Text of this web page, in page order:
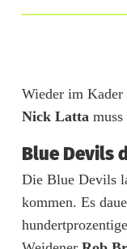
u
e
v
Wieder im Kader
Nick Latta
Blue Devils
Die Blue Devils
kommen. Es